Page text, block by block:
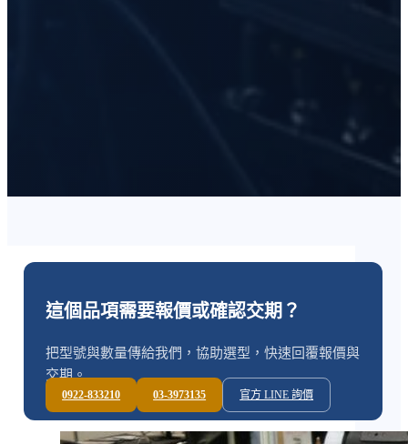
這個品項需要報價或確認交期？
把型號與數量傳給我們，協助選型，快速回覆報價與
交期。
0922-833210 03-3973135 官方 LINE 詢價